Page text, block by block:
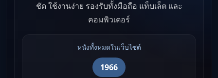
ชัด ใช้งานง่าย รองรับทั้งมือถือ แท็บเล็ต และ
คอมพิวเตอร์
หนังทั้งหมดในเว็บไซต์
1966